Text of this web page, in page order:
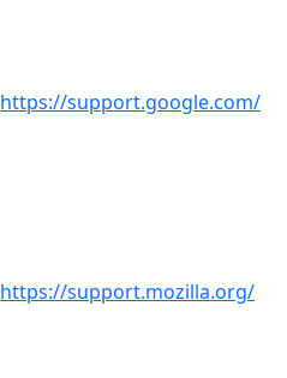
https://support.google.com/
https://support.mozilla.org/